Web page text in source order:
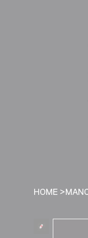
HOME >